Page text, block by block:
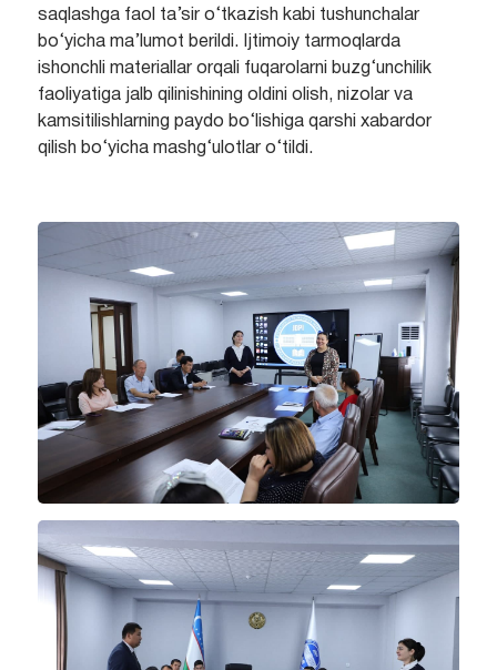
saqlashga faol ta’sir o‘tkazish kabi tushunchalar
bo‘yicha ma’lumot berildi. Ijtimoiy tarmoqlarda
ishonchli materiallar orqali fuqarolarni buzg‘unchilik
faoliyatiga jalb qilinishining oldini olish, nizolar va
kamsitilishlarning paydo bo‘lishiga qarshi xabardor
qilish bo‘yicha mashg‘ulotlar o‘tildi.